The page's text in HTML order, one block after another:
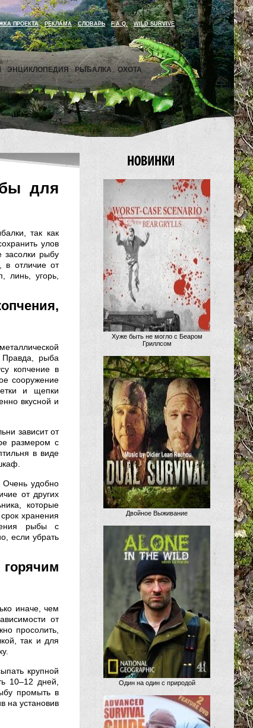
ПРОЕКТА РЕКЛАМА СЛОВАРЬ F.A.Q. WILD SURVIVE
ЭНЦИКЛОПЕДИЯ РЫБАЛКА ОХОТА
для
так как
улов
засолки рыбу
в отличие от
линь, угорь,
Правда, рыба
копчение в
сооружение
и щепки
вкусной и
зависит от
размером с
в виде
Очень удобно
от других
которые
хранения
рыбы с
если убрать
иначе, чем
от
просолить,
так и для
крупной
10–12 дней,
промыть в
на установив
Хуже быть не могло с Беаром
Гриллсом
Двойное Выживание
Один на один с природой